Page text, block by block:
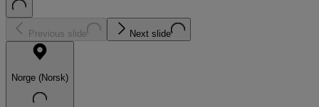
Previous slide Next slide
Norge (Norsk)